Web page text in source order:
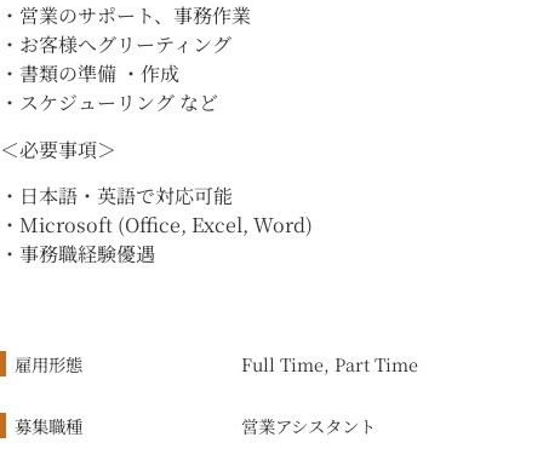
・営業のサポート、事務作業
・お客様へグリーティング
・書類の準備 ・作成
・スケジューリング など
＜必要事項＞
・日本語・英語で対応可能
・Microsoft (Office, Excel, Word)
・事務職経験優遇
雇用形態 Full Time, Part Time
募集職種 営業アシスタント